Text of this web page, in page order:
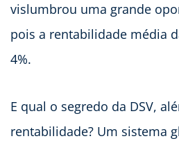
vislumbrou uma grande
pois a rentabilidade média
4%.
E qual o segredo da DSV,
rentabilidade? Um sistema